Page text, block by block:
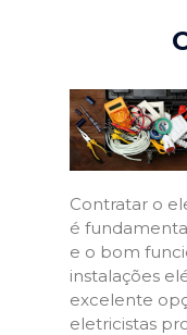
Contratar o
é
e o bom
instalações
excelente
eletricistas